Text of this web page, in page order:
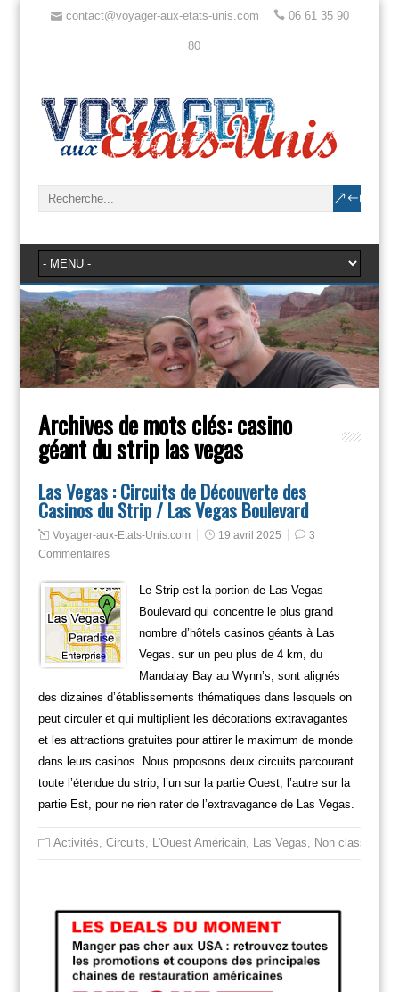
contact@voyager-aux-etats-unis.com 06 61 35 90
80
Archives de mots clés:casino
géant du strip las vegas
Las Vegas : Circuits de Découverte des
Casinos du Strip / Las Vegas Boulevard
Voyager-aux-Etats-Unis.com 19 avril 2025
3
Commentaires
Le Strip est la portion de Las Vegas
Boulevard qui concentre le plus grand
nombre d’hôtels casinos géants à Las
Vegas. sur un peu plus de 4 km, du
Mandalay Bay au Wynn’s, sont alignés
des dizaines d’établissements thématiques dans lesquels on
peut circuler et qui multiplient les décorations extravagantes
et les attractions gratuites pour attirer le maximum de monde
dans leurs casinos. Nous proposons deux circuits parcourant
toute l’étendue du strip, l’un sur la partie Ouest, l’autre sur la
partie Est, pour ne rien rater de l’extravagance de Las Vegas.
Activités Circuits L'Ouest Américain, Las Vegas Non classé